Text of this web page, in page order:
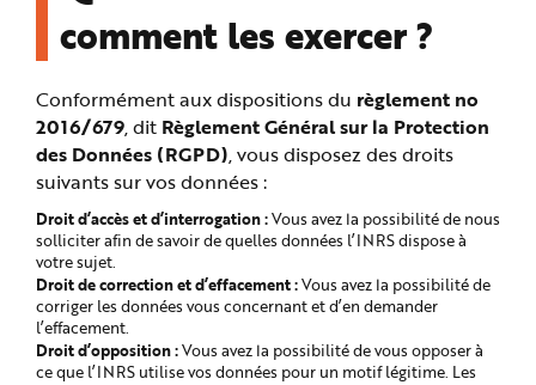
comment les exercer ?
Conformément aux dispositions du règlement no
2016/679, dit Règlement Général sur la Protection
des Données (RGPD), vous disposez des droits
suivants sur vos données :
Droit d’accès et d’interrogation :Vous avez la possibilité de nous
solliciter afin de savoir de quelles données l’INRS dispose à
votre sujet.
Droit de correction et d’effacement :Vous avez la possibilité de
corriger les données vous concernant et d’en demander
l’effacement.
Droit d’opposition :Vous avez la possibilité de vous opposer à
ce que l’INRS utilise vos données pour un motif légitime. Les